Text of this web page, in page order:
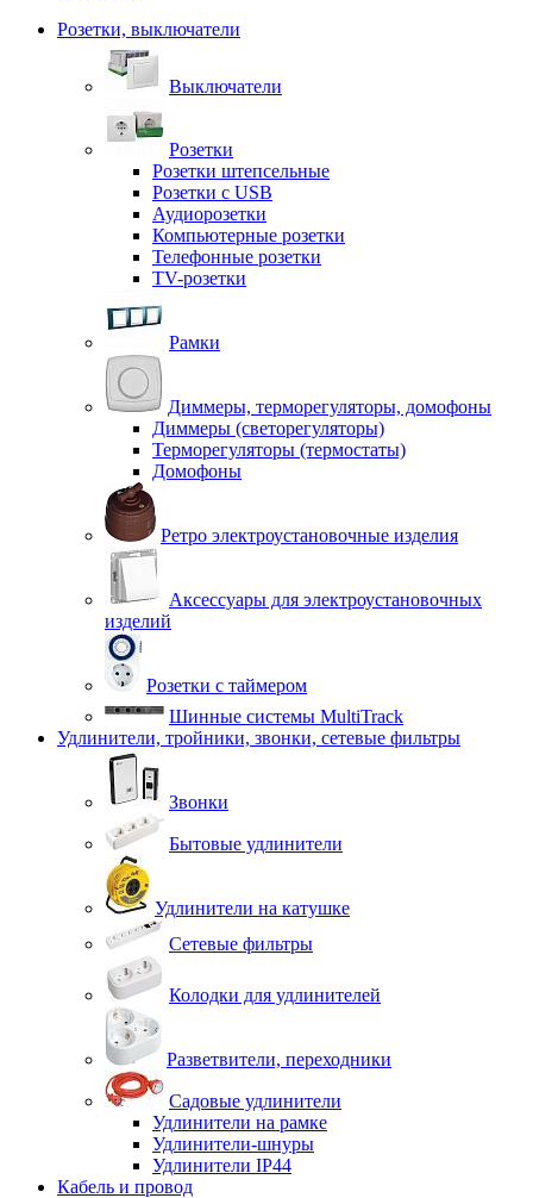
Розетки, выключатели
Выключатели
Розетки
Розетки штепсельные
Розетки с USB
Аудиорозетки
Компьютерные розетки
Телефонные розетки
TV-розетки
Рамки
Диммеры, терморегуляторы, домофоны
Диммеры (светорегуляторы)
Терморегуляторы (термостаты)
Домофоны
Ретро электроустановочные изделия
Аксессуары для электроустановочных
изделий
Розетки с таймером
Шинные системы MultiTrack
Удлинители, тройники, звонки, сетевые фильтры
Звонки
Бытовые удлинители
Удлинители на катушке
Сетевые фильтры
Колодки для удлинителей
Разветвители, переходники
Садовые удлинители
Удлинители на рамке
Удлинители-шнуры
Удлинители IP44
Кабель и провод